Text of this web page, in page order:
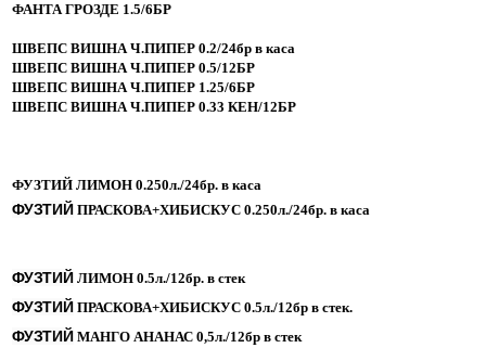
ФАНТА ГРОЗДЕ 1.5/6БР
ШВЕПС ВИШНА Ч.ПИПЕР 0.2/24бр в каса
ШВЕПС ВИШНА Ч.ПИПЕР 0.5/12БР
ШВЕПС ВИШНА Ч.ПИПЕР 1.25/6БР
ШВЕПС ВИШНА Ч.ПИПЕР 0.33 КЕН/12БР
ФУЗТИЙ ЛИМОН 0.250л./24бр. в каса
ФУЗТИЙ ПРАСКОВА+ХИБИСКУС 0.250л./24бр. в каса
ФУЗТИЙ ЛИМОН 0.5л./12бр. в стек
ФУЗТИЙ ПРАСКОВА+ХИБИСКУС 0.5л./12бр в стек.
ФУЗТИЙ МАНГО АНАНАС 0,5л./12бр в стек